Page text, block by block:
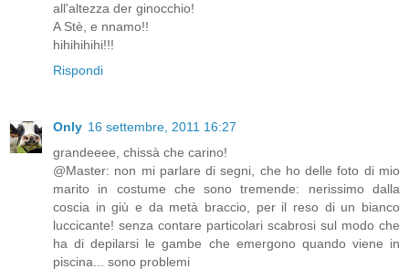
all'altezza der ginocchio!
A Stè, e nnamo!!
hihihihihi!!!
Rispondi
Only 16 settembre, 2011 16:27
grandeeee, chissà che carino!
@Master: non mi parlare di segni, che ho delle foto di mio
marito in costume che sono tremende: nerissimo dalla
coscia in giù e da metà braccio, per il reso di un bianco
luccicante! senza contare particolari scabrosi sul modo che
ha di depilarsi le gambe che emergono quando viene in
piscina... sono problemi